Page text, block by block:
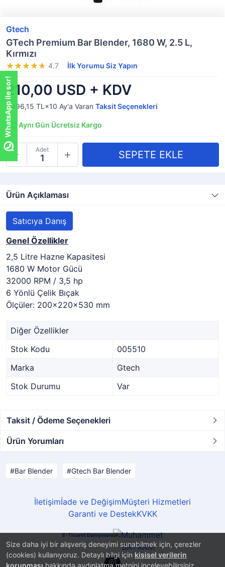
Size daha iyi bir alışveriş deneyimi sunabilmek için, çerezler
(cookies) kullanıyoruz. Detaylı bilgi için kişisel verilerin
korunması hakkında aydınlatma metnini inceleyebilirsiniz.
Gtech
GTech Premium Bar Blender, 1680 W, 2.5 L,
Kırmızı
4.7 İlk Yorumu Siz Yapın
210,00 USD + KDV
1.496,15 TL×10 Ay'a Varan Taksit Seçenekleri
Aynı Gün Ücretsiz Kargo
Adet
Ürün Açıklaması
Satıcıya Danış
Genel Özellikler
2,5 Litre Hazne Kapasitesi
1680 W Motor Gücü
32000 RPM / 3,5 hp
6 Yönlü Çelik Bıçak
Ölçüler: 200x220x530 mm
Diğer Özellikler
Stok Kodu
005510
Marka
Gtech
Stok Durumu
Var
Taksit / Ödeme Seçenekleri
Ürün Yorumları
Bar Blender Gtech Bar Blender
İletişimİade ve DeğişimMüşteri Hizmetleri
Garanti ve DestekKVKK
E-Ticaret Danışmanı
WhatsApp ile sor!